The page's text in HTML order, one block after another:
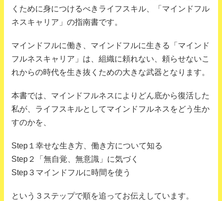
くために身につけるべきライフスキル、「マインドフル
ネスキャリア」の指南書です。
マインドフルに働き、マインドフルに生きる「マインド
フルネスキャリア」は、組織に頼れない、頼らせないこ
れからの時代を生き抜くための大きな武器となります。
本書では、マインドフルネスによりどん底から復活した
私が、ライフスキルとしてマインドフルネスをどう生か
すのかを、
Step１幸せな生き方、働き方について知る
Step２「無自覚、無意識」に気づく
Step３マインドフルに時間を使う
という３ステップで順を追ってお伝えしています。